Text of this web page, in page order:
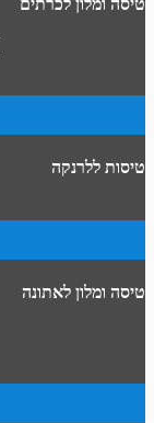
טיסה ומלון לכרתים
טיסות ללרנקה
טיסה ומלון לאתונה